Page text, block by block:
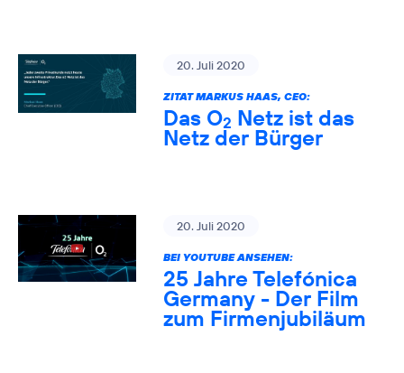
20. Juli 2020
ZITAT MARKUS HAAS, CEO:
Das O2 Netz ist das
Netz der Bürger
20. Juli 2020
BEI YOUTUBE ANSEHEN:
25 Jahre Telefónica
Germany - Der Film
zum Firmenjubiläum